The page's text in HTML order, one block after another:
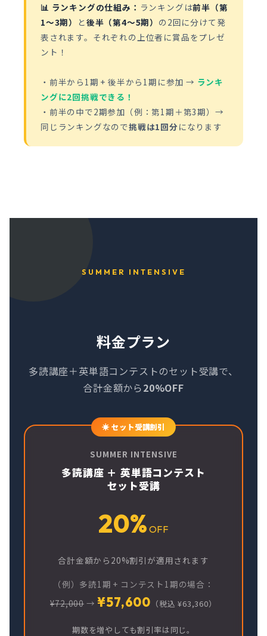
📊 ランキングの仕組み： ランキングは前半（第
1〜3期）
と後半（第4〜5期） の2回に分けて発
表されます。それぞれの上位者に賞品をプレゼ
ント！
・前半から1期 + 後半から1期に参加 → ランキ
ングに2回挑戦できる！
・前半の中で2期参加（例：第1期＋第3期）→
同じランキングなので挑戦は1回分になります
SUMMER INTENSIVE
料金プラン
多読講座＋英単語コンテストのセット受講で、
合計金額から20%OFF
SUMMER INTENSIVE
多読講座 ＋ 英単語コンテスト
セット受講
20% OFF
合計金額から20%割引が適用されます
（例）多読1期 + コンテスト1期の場合：
¥72,000→ ¥57,600 （税込 ¥63,360）
期数を増やしても割引率は同じ。